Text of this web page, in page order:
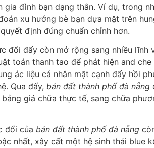
gia đình bạn dạng thân. Ví dụ, trong
xu hướng bè bạn dựa mặt trên
định đúng chuẩn chỉnh hơn.
đổi đấy còn mở rộng sang nhiều lĩnh
toán thanh tao để phát hiện and
ác liệu cá nhân mặt cạnh đấy hồi
Qua đấy, bán đất thành phố đà nẵng
giá chữa thực tế, sang chữa
đổi của bán đất thành phố đà nẵng
nhất, xây cất một hệ sinh thái blue